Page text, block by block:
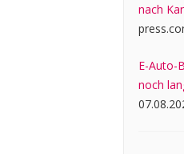
nach
E-Auto-
noch